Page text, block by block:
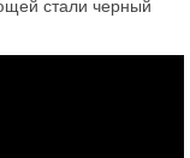
стали черный